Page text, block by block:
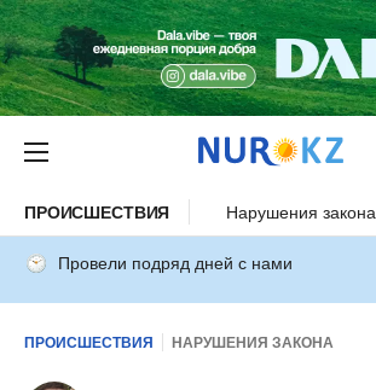
ПРОИСШЕСТВИЯ Нарушения закона
Провели подряд дней с нами
ПРОИСШЕСТВИЯ НАРУШЕНИЯ ЗАКОНА